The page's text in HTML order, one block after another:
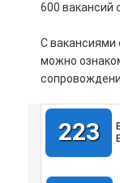
600 вакансий
С вакансиями
можно
223